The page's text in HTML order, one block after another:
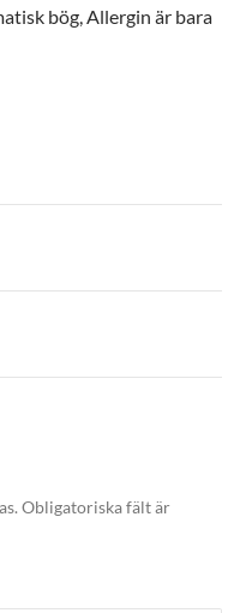
bög, Allergin är bara
Obligatoriska fält är